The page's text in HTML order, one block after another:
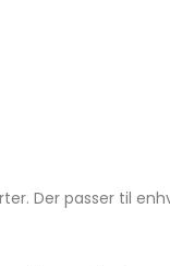
Der passer til